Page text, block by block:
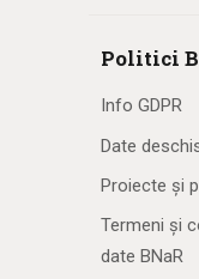
Politici
Info GDPR
Date
Proiecte și
Termeni și
date BNaR